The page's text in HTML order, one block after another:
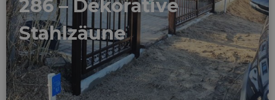
286 – Dekorative
Stahlzäune